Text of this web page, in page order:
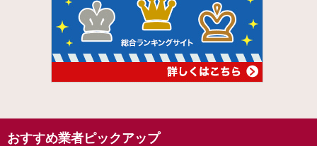
おすすめ業者ピックアップ